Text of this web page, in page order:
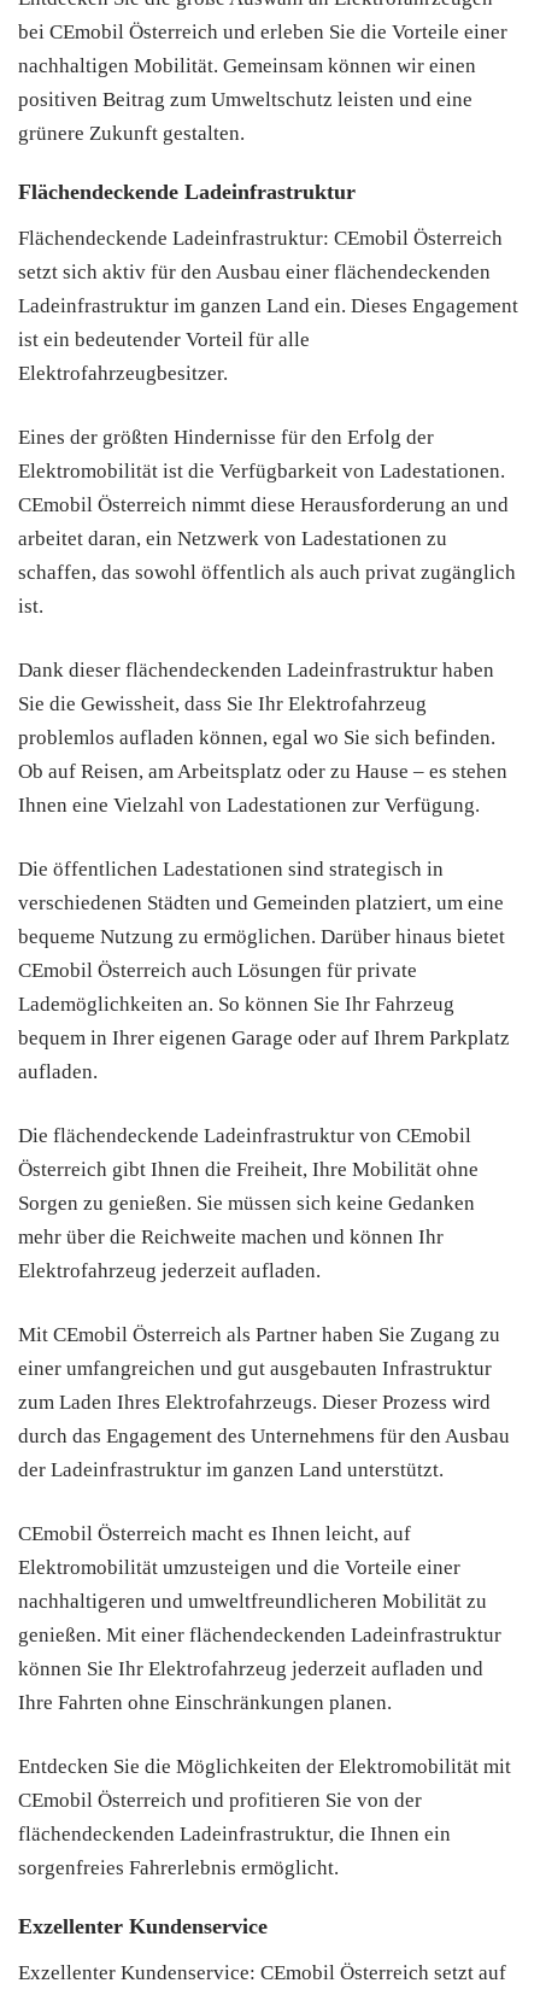
bei CEmobil Österreich und erleben Sie die Vorteile einer
nachhaltigen Mobilität. Gemeinsam können wir einen
positiven Beitrag zum Umweltschutz leisten und eine
grünere Zukunft gestalten.
Flächendeckende Ladeinfrastruktur
Flächendeckende Ladeinfrastruktur: CEmobil Österreich
setzt sich aktiv für den Ausbau einer flächendeckenden
Ladeinfrastruktur im ganzen Land ein. Dieses Engagement
ist ein bedeutender Vorteil für alle
Elektrofahrzeugbesitzer.
Eines der größten Hindernisse für den Erfolg der
Elektromobilität ist die Verfügbarkeit von Ladestationen.
CEmobil Österreich nimmt diese Herausforderung an und
arbeitet daran, ein Netzwerk von Ladestationen zu
schaffen, das sowohl öffentlich als auch privat zugänglich
ist.
Dank dieser flächendeckenden Ladeinfrastruktur haben
Sie die Gewissheit, dass Sie Ihr Elektrofahrzeug
problemlos aufladen können, egal wo Sie sich befinden.
Ob auf Reisen, am Arbeitsplatz oder zu Hause – es stehen
Ihnen eine Vielzahl von Ladestationen zur Verfügung.
Die öffentlichen Ladestationen sind strategisch in
verschiedenen Städten und Gemeinden platziert, um eine
bequeme Nutzung zu ermöglichen. Darüber hinaus bietet
CEmobil Österreich auch Lösungen für private
Lademöglichkeiten an. So können Sie Ihr Fahrzeug
bequem in Ihrer eigenen Garage oder auf Ihrem Parkplatz
aufladen.
Die flächendeckende Ladeinfrastruktur von CEmobil
Österreich gibt Ihnen die Freiheit, Ihre Mobilität ohne
Sorgen zu genießen. Sie müssen sich keine Gedanken
mehr über die Reichweite machen und können Ihr
Elektrofahrzeug jederzeit aufladen.
Mit CEmobil Österreich als Partner haben Sie Zugang zu
einer umfangreichen und gut ausgebauten Infrastruktur
zum Laden Ihres Elektrofahrzeugs. Dieser Prozess wird
durch das Engagement des Unternehmens für den Ausbau
der Ladeinfrastruktur im ganzen Land unterstützt.
CEmobil Österreich macht es Ihnen leicht, auf
Elektromobilität umzusteigen und die Vorteile einer
nachhaltigeren und umweltfreundlicheren Mobilität zu
genießen. Mit einer flächendeckenden Ladeinfrastruktur
können Sie Ihr Elektrofahrzeug jederzeit aufladen und
Ihre Fahrten ohne Einschränkungen planen.
Entdecken Sie die Möglichkeiten der Elektromobilität mit
CEmobil Österreich und profitieren Sie von der
flächendeckenden Ladeinfrastruktur, die Ihnen ein
sorgenfreies Fahrerlebnis ermöglicht.
Exzellenter Kundenservice
Exzellenter Kundenservice: CEmobil Österreich setzt auf